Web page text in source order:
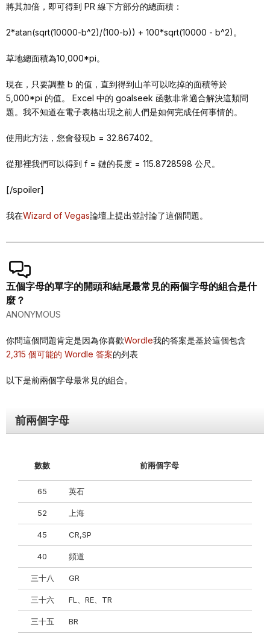
將其加倍，即可得到 PR 線下方部分的總面積：
2*atan(sqrt(10000-b^2)/(100-b)) + 100*sqrt(10000 - b^2)。
草地總面積為10,000*pi。
現在，只要調整 b 的值，直到得到山羊可以吃掉的面積等於
5,000*pi 的值。 Excel 中的 goalseek 函數非常適合解決這類問
題。我不知道在電子表格出現之前人們是如何完成任何事情的。
使用此方法，您會發現b = 32.867402。
從那裡我們可以得到 f = 鏈的長度 = 115.8728598 公尺。
[/spoiler]
我在Wizard of Vegas論壇上提出並討論了這個問題。
五個字母的單字的開頭和結尾最常見的兩個字母的組合是什
麼？
ANONYMOUS
你問這個問題肯定是因為你喜歡Wordle我的答案是基於這個包含
2,315 個可能的 Wordle 答案的列表
以下是前兩個字母最常見的組合。
前兩個字母
數數 前兩個字母
65 英石
52 上海
45 CR,SP
40 頻道
三十八 GR
三十六 FL、RE、TR
三十五 BR